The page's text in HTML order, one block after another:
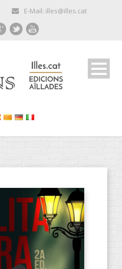
E-Mail: illes@illes.cat